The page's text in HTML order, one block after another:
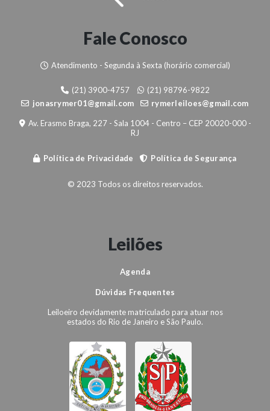
Fale Conosco
Atendimento - Segunda à Sexta (horário comercial)
(21) 3900-4757
(21) 98796-9822
jonasrymer01@gmail.com
rymerleiloes@gmail.com
Av. Erasmo Braga, 227 - Sala 1004 - Centro – CEP 20020-000 -
RJ
Política de Privacidade Política de Segurança
© 2023 Todos os direitos reservados.
Leilões
Agenda
Dúvidas Frequentes
Leiloeiro devidamente matriculado para atuar nos
estados do Rio de Janeiro e São Paulo.